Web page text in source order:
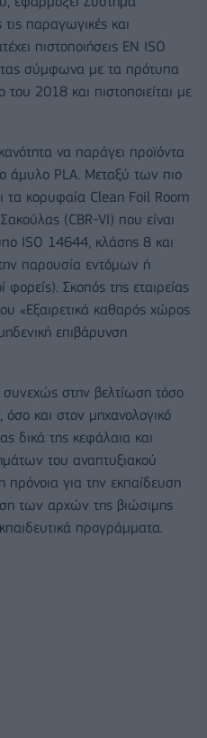
τις παραγωγικές και
πιστοποιήσεις ΕΝ ISO
σύμφωνα με τα πρότυπα
2018 και πιστοποιείται με
να παράγει προϊόντα
άμυλο PLA. Μεταξύ των πιο
τα κορυφαία Clean Foil Room
(CBR-VI) που είναι
ISO 14644, κλάσης 8 και
παρουσία εντόμων ή
φορείς). Σκοπός της εταιρείας
«Εξαιρετικά καθαρός χώρος
επιβάρυνση
συνεχώς στην βελτίωση τόσο
και στον μηχανολογικό
δικά της κεφάλαια και
του αναπτυξιακού
πρόνοια για την εκπαίδευση
των αρχών της βιώσιμης
προγράμματα.